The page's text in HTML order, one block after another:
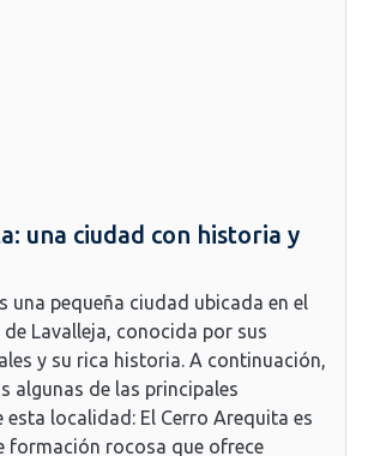
una ciudad con historia y
una pequeña ciudad ubicada en el
Lavalleja, conocida por sus
y su rica historia. A continuación,
algunas de las principales
esta localidad: El Cerro Arequita es
formación rocosa que ofrece